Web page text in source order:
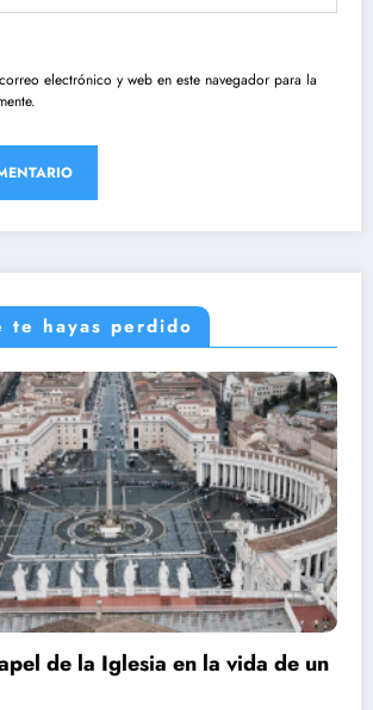
electrónico y web en este navegador para la
te hayas perdido
de la Iglesia en la vida de un